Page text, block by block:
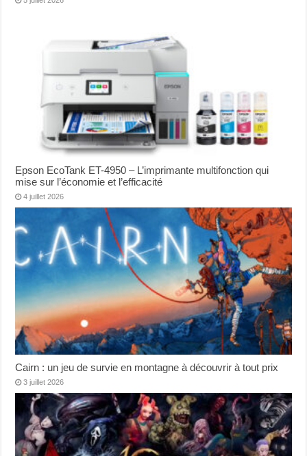
Epson EcoTank ET-4950 – L’imprimante multifonction qui
mise sur l’économie et l’efficacité
4 juillet 2026
Cairn : un jeu de survie en montagne à découvrir à tout prix
3 juillet 2026